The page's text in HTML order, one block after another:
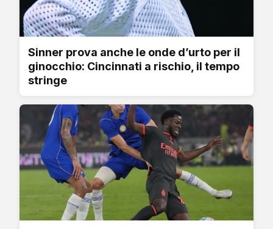
Sinner prova anche le onde d’urto per il
ginocchio: Cincinnati a rischio, il tempo
stringe